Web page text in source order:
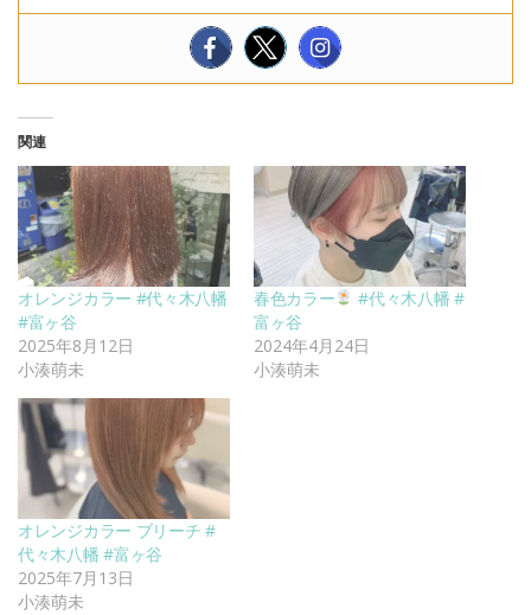
関連
オレンジカラー #代々木八幡
#富ヶ谷
2025年8月12日
小湊萌未
春色カラー
#代々木八幡 #
富ヶ谷
2024年4月24日
小湊萌未
オレンジカラー ブリーチ #
代々木八幡 #富ヶ谷
2025年7月13日
小湊萌未